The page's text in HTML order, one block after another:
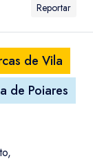
Reportar
de Vila
de Poiares